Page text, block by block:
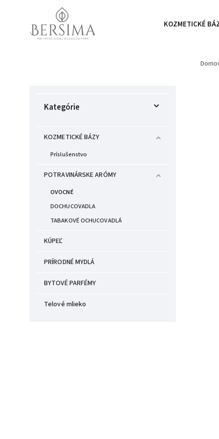
KOZMETICKÉ
Kategórie
KOZMETICKÉ BÁZY
Príslušenstvo
POTRAVINÁRSKE ARÓMY
OVOCNÉ
DOCHUCOVADLA
TABAKOVÉ OCHUCOVADLÁ
KÚPEĽ
PRÍRODNÉ MYDLÁ
BYTOVÉ PARFÉMY
Telové mlieko